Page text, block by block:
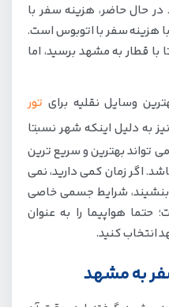
در حال حاضر، هزینه سفر با
هزینه سفر با اتوبوس است.
با قطار به مشهد برسید، اما
وسایل نقلیه برای تور
به دلیل اینکه شهر نسبتا
تواند بهترین و سریع ترین
اگر زمان کمی دارید، نمی
شرایط جسمی خاصی
حتما هواپیما را به عنوان
انتخاب کنید.
به مشهد